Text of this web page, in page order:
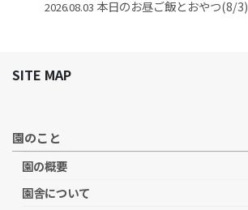
2026.08.03 本日のお昼ご飯とおやつ(8/3)
SITE MAP
園のこと
園の概要
園舎について